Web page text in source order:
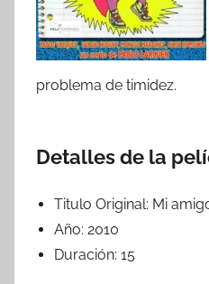
problema de timidez.
Detalles de la
Titulo Original: Mi
Año: 2010
Duración: 15